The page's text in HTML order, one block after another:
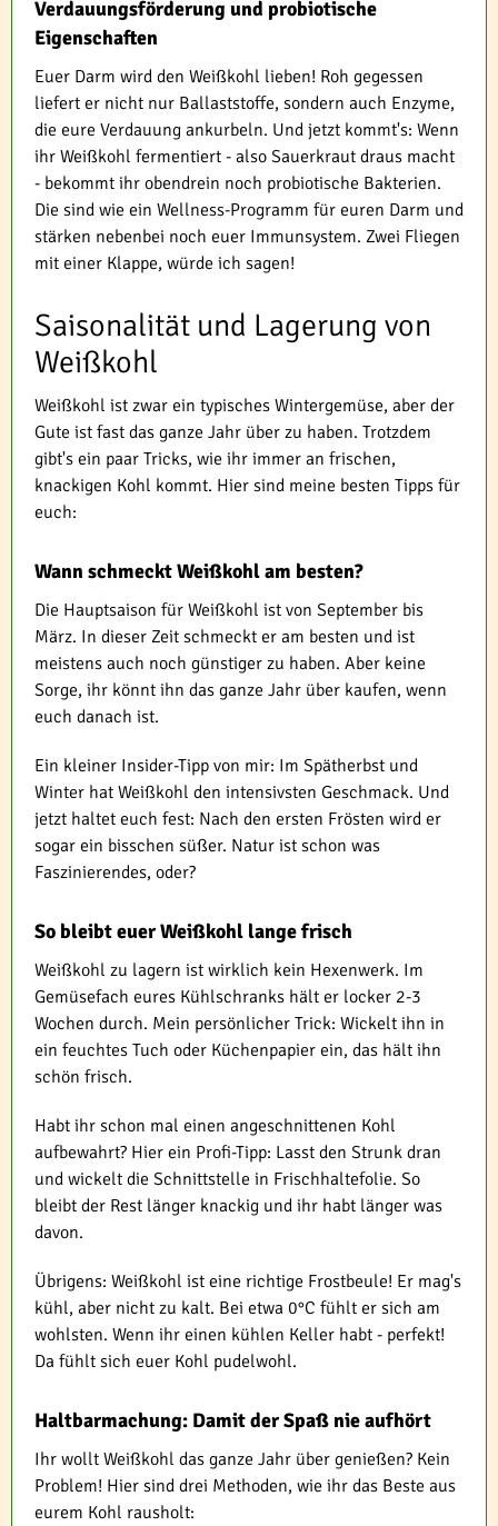
Verdauungsförderung und probiotische
Eigenschaften
Euer Darm wird den Weißkohl lieben! Roh gegessen
liefert er nicht nur Ballaststoffe, sondern auch Enzyme,
die eure Verdauung ankurbeln. Und jetzt kommt's: Wenn
ihr Weißkohl fermentiert - also Sauerkraut draus macht
- bekommt ihr obendrein noch probiotische Bakterien.
Die sind wie ein Wellness-Programm für euren Darm und
stärken nebenbei noch euer Immunsystem. Zwei Fliegen
mit einer Klappe, würde ich sagen!
Saisonalität und Lagerung von
Weißkohl
Weißkohl ist zwar ein typisches Wintergemüse, aber der
Gute ist fast das ganze Jahr über zu haben. Trotzdem
gibt's ein paar Tricks, wie ihr immer an frischen,
knackigen Kohl kommt. Hier sind meine besten Tipps für
euch:
Wann schmeckt Weißkohl am besten?
Die Hauptsaison für Weißkohl ist von September bis
März. In dieser Zeit schmeckt er am besten und ist
meistens auch noch günstiger zu haben. Aber keine
Sorge, ihr könnt ihn das ganze Jahr über kaufen, wenn
euch danach ist.
Ein kleiner Insider-Tipp von mir: Im Spätherbst und
Winter hat Weißkohl den intensivsten Geschmack. Und
jetzt haltet euch fest: Nach den ersten Frösten wird er
sogar ein bisschen süßer. Natur ist schon was
Faszinierendes, oder?
So bleibt euer Weißkohl lange frisch
Weißkohl zu lagern ist wirklich kein Hexenwerk. Im
Gemüsefach eures Kühlschranks hält er locker 2-3
Wochen durch. Mein persönlicher Trick: Wickelt ihn in
ein feuchtes Tuch oder Küchenpapier ein, das hält ihn
schön frisch.
Habt ihr schon mal einen angeschnittenen Kohl
aufbewahrt? Hier ein Profi-Tipp: Lasst den Strunk dran
und wickelt die Schnittstelle in Frischhaltefolie. So
bleibt der Rest länger knackig und ihr habt länger was
davon.
Übrigens: Weißkohl ist eine richtige Frostbeule! Er mag's
kühl, aber nicht zu kalt. Bei etwa 0°C fühlt er sich am
wohlsten. Wenn ihr einen kühlen Keller habt - perfekt!
Da fühlt sich euer Kohl pudelwohl.
Haltbarmachung: Damit der Spaß nie aufhört
Ihr wollt Weißkohl das ganze Jahr über genießen? Kein
Problem! Hier sind drei Methoden, wie ihr das Beste aus
eurem Kohl rausholt: